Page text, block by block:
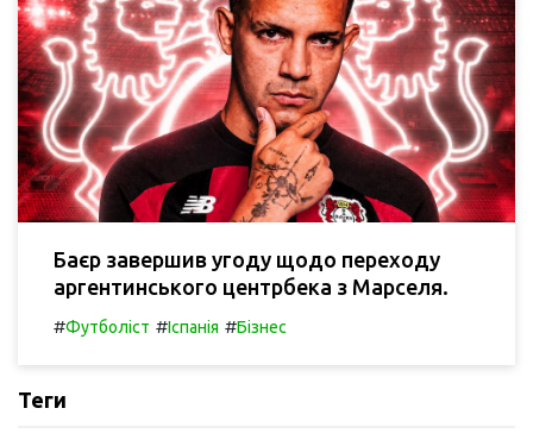
Баєр завершив угоду щодо переходу
аргентинського центрбека з Марселя.
#Футболіст #Іспанія #Бізнес
Теги